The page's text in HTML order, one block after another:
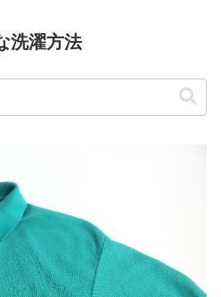
洗濯方法